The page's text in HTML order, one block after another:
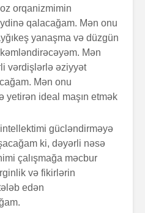
orqanizmimin
qalacağam. Mən onu
yanaşma və düzgün
Mən
vərdişlərlə əziyyət
Mən onu
yetirən ideal maşın etmək
gücləndirməyə
ki, dəyərli nəsə
çalışmağa məcbur
və fikirlərin
edən
üsul